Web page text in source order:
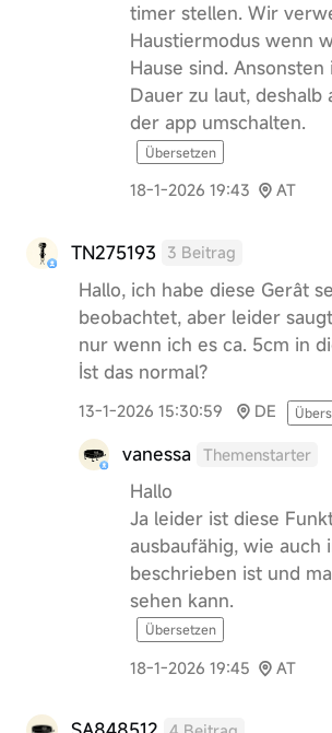
timer stellen. Wir
Haustiermodus wenn
Hause sind.
Dauer zu laut, deshalb
der app umschalten.
Übersetzen
18-1-2026 19:43 AT
TN275193 3 Beitrag
Hallo, ich habe diese Gerât
beobachtet, aber leider
nur wenn ich es ca. 5cm in
İst das normal?
13-1-2026 15:30:59 DE
vanessa Themenstarter
Hallo
Ja leider ist diese
ausbaufähig, wie auch
beschrieben ist und
sehen kann.
Übersetzen
18-1-2026 19:45 AT